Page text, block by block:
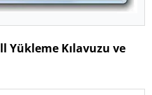
Yükleme Kılavuzu ve